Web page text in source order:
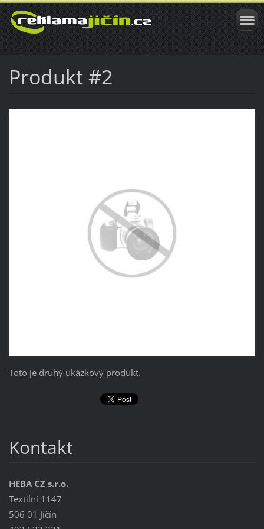
Produkt #2
Toto je druhý ukázkový produkt.
Kontakt
HEBA CZ s.r.o.
Textilní 1147
506 01 Jičín